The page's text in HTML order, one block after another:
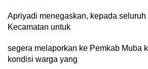
Apriyadi menegaskan, kepada
Kecamatan untuk
segera melaporkan ke Pemkab Muba
kondisi warga yang